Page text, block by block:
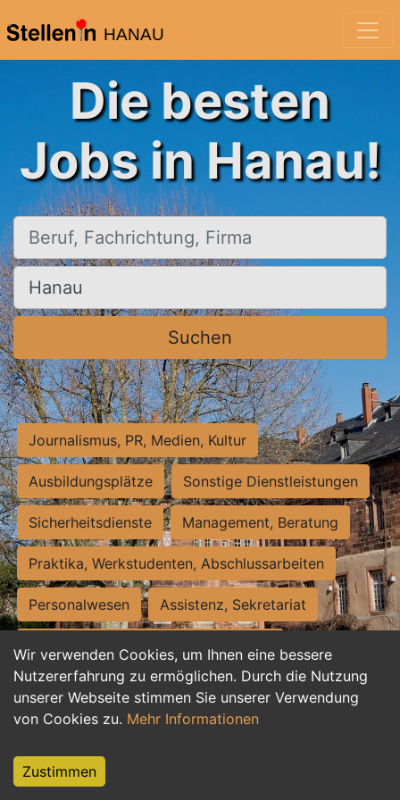
HANAU
Wir verwenden Cookies, um Ihnen eine bessere
Nutzererfahrung zu ermöglichen. Durch die Nutzung
unserer Webseite stimmen Sie unserer Verwendung
von Cookies zu. Mehr Informationen
Zustimmen
Die besten
Jobs in Hanau!
Beruf, Fachrichtung, Firma
Ort, Stadt
Suchen
Journalismus, PR, Medien, Kultur
Ausbildungsplätze Sonstige Dienstleistungen
Sicherheitsdienste Management, Beratung
Praktika, Werkstudenten, Abschlussarbeiten
Personalwesen Assistenz, Sekretariat
Hilfskräfte, Aushilfs- und Nebenjobs
Einkauf, Logistik, Materialwirtschaft
Weiterbildung, Studium, duale Ausbildung
Tourismus